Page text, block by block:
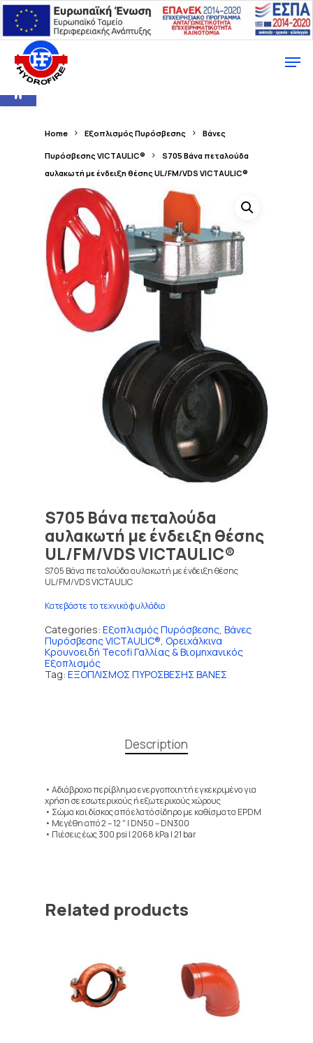
Ανοίξτε τη γραμμή εργαλείων
Home Εξοπλισμός Πυρόσβεσης Βάνες
Πυρόσβεσης VICTAULIC®
S705 Βάνα πεταλούδα
αυλακωτή με ένδειξη θέσης UL/FM/VDS VICTAULIC®
S705 Βάνα πεταλούδα
αυλακωτή με ένδειξη θέσης
UL/FM/VDS VICTAULIC®
S705 Βάνα πεταλούδα αυλακωτή με ένδειξη θέσης
UL/FM/VDS VICTAULIC
Κατεβάστε το τεχνικό φυλλάδιο
Categories: Εξοπλισμός Πυρόσβεσης Βάνες
Πυρόσβεσης VICTAULIC® Ορειχάλκινα
Κρουνοειδή Tecofi Γαλλίας & Βιομηχανικός
Εξοπλισμός
Tag: ΕΞΟΠΛΙΣΜΟΣ ΠΥΡΟΣΒΕΣΗΣ ΒΑΝΕΣ
Description
• Αδιάβροχο περίβλημα ενεργοποιητή εγκεκριμένο για
χρήση σε εσωτερικούς ή εξωτερικούς χώρους
• Σώμα και δίσκος από ελατό σίδηρο με καθίσματα EPDM
• Μεγέθη από 2 – 12 ″ | DN50 – DN300
• Πιέσεις έως 300 psi | 2068 kPa | 21 bar
Related products